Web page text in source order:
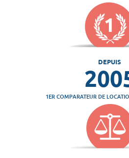
DEPUIS
1ER COMPARATEUR DE